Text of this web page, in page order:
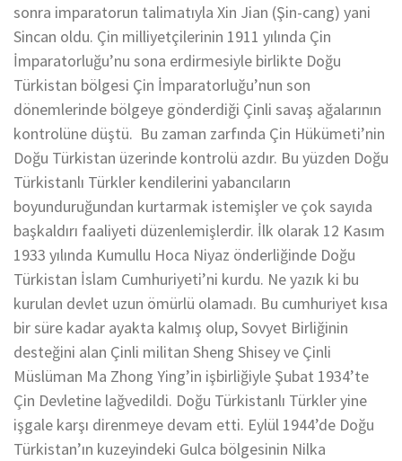
sonra imparatorun talimatıyla Xin Jian (Şin-cang) yani
Sincan oldu. Çin milliyetçilerinin 1911 yılında Çin
İmparatorluğu’nu sona erdirmesiyle birlikte Doğu
Türkistan bölgesi Çin İmparatorluğu’nun son
dönemlerinde bölgeye gönderdiği Çinli savaş ağalarının
kontrolüne düştü. Bu zaman zarfında Çin Hükümeti’nin
Doğu Türkistan üzerinde kontrolü azdır. Bu yüzden Doğu
Türkistanlı Türkler kendilerini yabancıların
boyunduruğundan kurtarmak istemişler ve çok sayıda
başkaldırı faaliyeti düzenlemişlerdir. İlk olarak 12 Kasım
1933 yılında Kumullu Hoca Niyaz önderliğinde Doğu
Türkistan İslam Cumhuriyeti’ni kurdu. Ne yazık ki bu
kurulan devlet uzun ömürlü olamadı. Bu cumhuriyet kısa
bir süre kadar ayakta kalmış olup, Sovyet Birliğinin
desteğini alan Çinli militan Sheng Shisey ve Çinli
Müslüman Ma Zhong Ying’in işbirliğiyle Şubat 1934’te
Çin Devletine lağvedildi. Doğu Türkistanlı Türkler yine
işgale karşı direnmeye devam etti. Eylül 1944’de Doğu
Türkistan’ın kuzeyindeki Gulca bölgesinin Nilka